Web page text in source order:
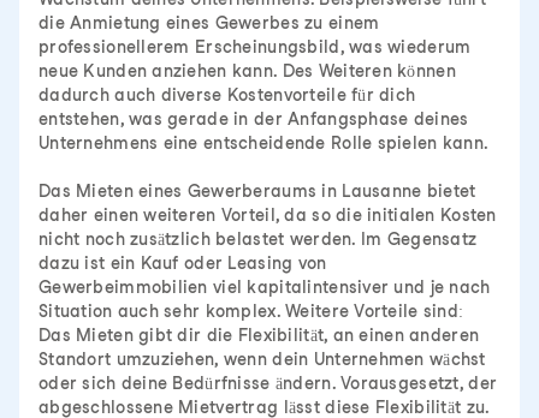
die Anmietung eines Gewerbes zu einem
professionellerem Erscheinungsbild, was wiederum
neue Kunden anziehen kann. Des Weiteren können
dadurch auch diverse Kostenvorteile für dich
entstehen, was gerade in der Anfangsphase deines
Unternehmens eine entscheidende Rolle spielen kann.
Das Mieten eines Gewerberaums in Lausanne bietet
daher einen weiteren Vorteil, da so die initialen Kosten
nicht noch zusätzlich belastet werden. Im Gegensatz
dazu ist ein Kauf oder Leasing von
Gewerbeimmobilien viel kapitalintensiver und je nach
Situation auch sehr komplex. Weitere Vorteile sind:
Das Mieten gibt dir die Flexibilität, an einen anderen
Standort umzuziehen, wenn dein Unternehmen wächst
oder sich deine Bedürfnisse ändern. Vorausgesetzt, der
abgeschlossene Mietvertrag lässt diese Flexibilität zu.